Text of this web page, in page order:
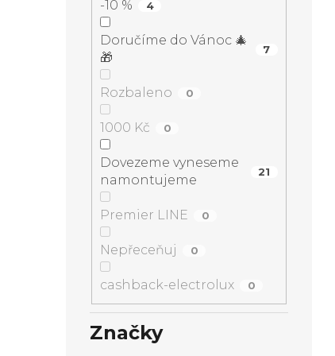
-10 % 4
Doručíme do Vánoc 🎄
🎁
7
Rozbaleno 0
1000 Kč 0
Dovezeme vyneseme
namontujeme
21
Premier LINE 0
Nepřeceňuj 0
cashback-electrolux 0
Značky